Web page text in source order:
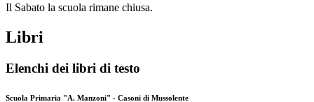
Il Sabato la scuola rimane chiusa.
Libri
Elenchi dei libri di testo
Scuola Primaria "A. Manzoni" - Casoni di Mussolente